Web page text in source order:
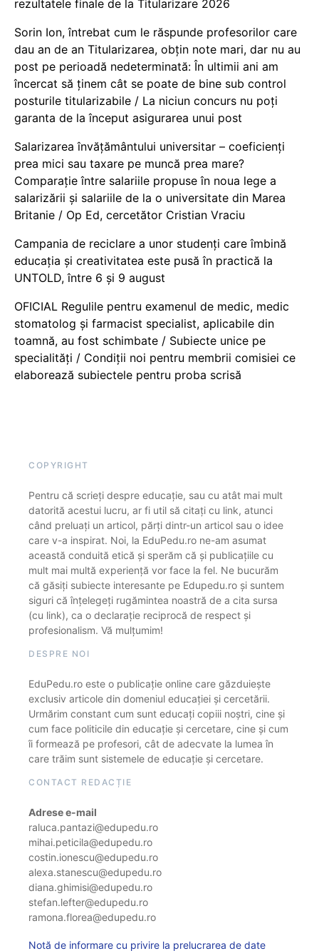
rezultatele finale de la Titularizare 2026
Sorin Ion, întrebat cum le răspunde profesorilor care
dau an de an Titularizarea, obțin note mari, dar nu au
post pe perioadă nedeterminată: În ultimii ani am
încercat să ținem cât se poate de bine sub control
posturile titularizabile / La niciun concurs nu poți
garanta de la început asigurarea unui post
Salarizarea învățământului universitar – coeficienți
prea mici sau taxare pe muncă prea mare?
Comparație între salariile propuse în noua lege a
salarizării și salariile de la o universitate din Marea
Britanie / Op Ed, cercetător Cristian Vraciu
Campania de reciclare a unor studenți care îmbină
educația și creativitatea este pusă în practică la
UNTOLD, între 6 și 9 august
OFICIAL Regulile pentru examenul de medic, medic
stomatolog și farmacist specialist, aplicabile din
toamnă, au fost schimbate / Subiecte unice pe
specialități / Condiții noi pentru membrii comisiei ce
elaborează subiectele pentru proba scrisă
COPYRIGHT
Pentru că scrieți despre educație, sau cu atât mai mult
datorită acestui lucru, ar fi util să citați cu link, atunci
când preluați un articol, părți dintr-un articol sau o idee
care v-a inspirat. Noi, la EduPedu.ro ne-am asumat
această conduită etică și sperăm că și publicațiile cu
mult mai multă experiență vor face la fel. Ne bucurăm
că găsiți subiecte interesante pe Edupedu.ro și suntem
siguri că înțelegeți rugămintea noastră de a cita sursa
(cu link), ca o declarație reciprocă de respect și
profesionalism. Vă mulțumim!
DESPRE NOI
EduPedu.ro este o publicație online care găzduiește
exclusiv articole din domeniul educației și cercetării.
Urmărim constant cum sunt educați copiii noștri, cine și
cum face politicile din educație și cercetare, cine și cum
îi formează pe profesori, cât de adecvate la lumea în
care trăim sunt sistemele de educație și cercetare.
CONTACT REDACȚIE
Adrese e-mail
raluca.pantazi@edupedu.ro
mihai.peticila@edupedu.ro
costin.ionescu@edupedu.ro
alexa.stanescu@edupedu.ro
diana.ghimisi@edupedu.ro
stefan.lefter@edupedu.ro
ramona.florea@edupedu.ro
Notă de informare cu privire la prelucrarea de date